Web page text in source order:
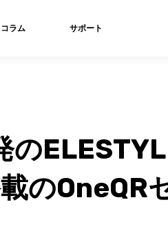
コラム サポート
の
のOneQR